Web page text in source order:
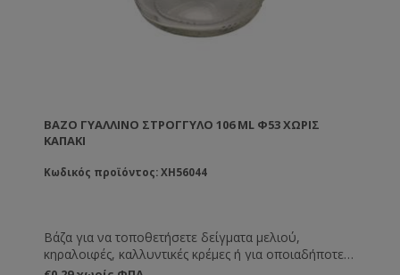
ΒΆΖΟ ΓΥΆΛΛΙΝΟ ΣΤΡΟΓΓΥΛΌ 106 ML Φ53 ΧΩΡΊΣ
ΚΑΠΆΚΙ
Κωδικός προϊόντος: XH56044
Βάζα για να τοποθετήσετε δείγματα μελιού,
κηραλοιφές, καλλυντικές κρέμες ή για οποιαδήποτε
άλλη χρήση εσείς επιθυμείτε.